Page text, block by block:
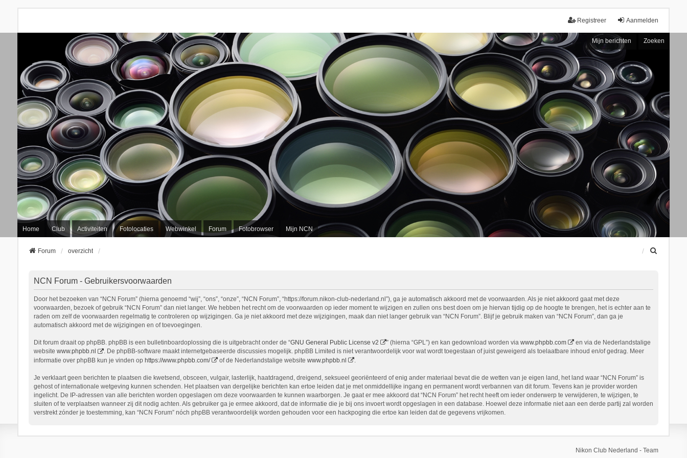
Aanmelden
Registreer
Mijn berichten Zoeken
Home Club Activiteiten Fotolocaties Webwinkel Forum Fotobrowser Mijn NCN
Forum overzicht
NCN Forum - Gebruikersvoorwaarden
Door het bezoeken van “NCN Forum” (hierna genoemd “wij”, “ons”, “onze”, “NCN Forum”, “https://forum.nikon-club-nederland.nl”), ga je automatisch akkoord met de voorwaarden. Als je niet akkoord gaat met deze
voorwaarden, bezoek of gebruik “NCN Forum” dan niet langer. We hebben het recht om de voorwaarden op ieder moment te wijzigen en zullen ons best doen om je hiervan tijdig op de hoogte te brengen, het is echter aan te
raden om zelf de voorwaarden regelmatig te controleren op wijzigingen. Ga je niet akkoord met deze wijzigingen, maak dan niet langer gebruik van “NCN Forum”. Blijf je gebruik maken van “NCN Forum”, dan ga je
automatisch akkoord met de wijzigingen en of toevoegingen.
Dit forum draait op phpBB. phpBB is een bulletinboardoplossing die is uitgebracht onder de “GNU General Public License v2 ” (hierna “GPL”) en kan gedownload worden via www.phpbb.com
en via de Nederlandstalige
website www.phpbb.nl
. De phpBB-software maakt internetgebaseerde discussies mogelijk. phpBB Limited is niet verantwoordelijk voor wat wordt toegestaan of juist geweigerd als toelaatbare inhoud en/of gedrag. Meer
informatie over phpBB kun je vinden op https://www.phpbb.com/ of de Nederlandstalige website www.phpbb.nl .
Je verklaart geen berichten te plaatsen die kwetsend, obsceen, vulgair, lasterlijk, haatdragend, dreigend, seksueel georiënteerd of enig ander materiaal bevat die de wetten van je eigen land, het land waar “NCN Forum” is
gehost of internationale wetgeving kunnen schenden. Het plaatsen van dergelijke berichten kan ertoe leiden dat je met onmiddellijke ingang en permanent wordt verbannen van dit forum. Tevens kan je provider worden
ingelicht. De IP-adressen van alle berichten worden opgeslagen om deze voorwaarden te kunnen waarborgen. Je gaat er mee akkoord dat “NCN Forum” het recht heeft om ieder onderwerp te verwijderen, te wijzigen, te
sluiten of te verplaatsen wanneer zij dit nodig achten. Als gebruiker ga je ermee akkoord, dat de informatie die je bij ons invoert wordt opgeslagen in een database. Hoewel deze informatie niet aan een derde partij zal worden
verstrekt zónder je toestemming, kan “NCN Forum” nóch phpBB verantwoordelijk worden gehouden voor een hackpoging die ertoe kan leiden dat de gegevens vrijkomen.
Nikon Club Nederland - Team